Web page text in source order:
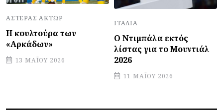
ΑΣΤΈΡΑΣ ΆΚΤΩΡ
Η κουλτούρα των
«Αρκάδων»
13 ΜΑΪ́ΟΥ 2026
ΙΤΑΛΊΑ
Ο Ντιμπάλα εκτός
λίστας για το Μουντιάλ
2026
11 ΜΑΪ́ΟΥ 2026